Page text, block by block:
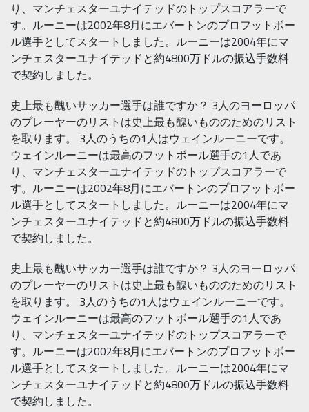
り、マンチェスターユナイテッドのトップスコアラーで
す。ルーニーは2002年8月にエバートンのプロフットボー
ル選手としてスタートしました。ルーニーは2004年にマ
ンチェスターユナイテッドと約4800万ドルの振込手数料
で契約しました。
史上最も醜いサッカー選手は誰ですか？ 3人のヨーロッパ
のプレーヤーのリストは史上最も醜いもののためのリスト
を取ります。 3人のうちの1人はウェインルーニーです。
ウェインルーニーは最高のフットボール選手の1人であ
り、マンチェスターユナイテッドのトップスコアラーで
す。ルーニーは2002年8月にエバートンのプロフットボー
ル選手としてスタートしました。ルーニーは2004年にマ
ンチェスターユナイテッドと約4800万ドルの振込手数料
で契約しました。
史上最も醜いサッカー選手は誰ですか？ 3人のヨーロッパ
のプレーヤーのリストは史上最も醜いもののためのリスト
を取ります。 3人のうちの1人はウェインルーニーです。
ウェインルーニーは最高のフットボール選手の1人であ
り、マンチェスターユナイテッドのトップスコアラーで
す。ルーニーは2002年8月にエバートンのプロフットボー
ル選手としてスタートしました。ルーニーは2004年にマ
ンチェスターユナイテッドと約4800万ドルの振込手数料
で契約しました。